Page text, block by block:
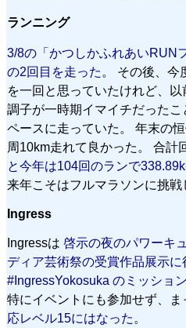
ランニング
3/8の「かつしかふれあいRUN
の2回目を走った 。 その後、今
を一回と思っていたけれど、
調子が一時期イマイチだった
ペースに走っていた。 年末の
周10km走れて良かった。 合計
と今年は104回のランで
来年こそはフルマラソンに挑戦
Ingress
Ingressは 啓示の夜のパワーキ
ディア芸術祭の受賞作品展示に
#‎IngressYokosuka‬ のミッショ
特にイベントにも参加せず、ま
応レベル15にはなった 。